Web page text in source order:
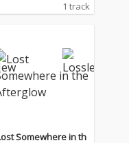
1 track
Somewhere in th